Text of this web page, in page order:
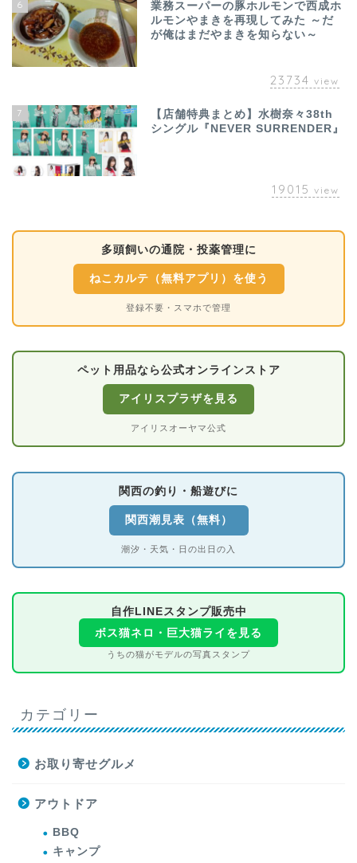
6
業務スーパーの豚ホルモンで西成ホ
ルモンやまきを再現してみた ～だ
が俺はまだやまきを知らない～
23734 view
7
【店舗特典まとめ】水樹奈々38th
シングル『NEVER SURRENDER』
19015 view
多頭飼いの通院・投薬管理に
ねこカルテ（無料アプリ）を使う
登録不要・スマホで管理
ペット用品なら公式オンラインストア
アイリスプラザを見る
アイリスオーヤマ公式
関西の釣り・船遊びに
関西潮見表（無料）
潮汐・天気・日の出日の入
自作LINEスタンプ販売中
ボス猫ネロ・巨大猫ライを見る
うちの猫がモデルの写真スタンプ
カテゴリー
お取り寄せグルメ
アウトドア
BBQ
キャンプ